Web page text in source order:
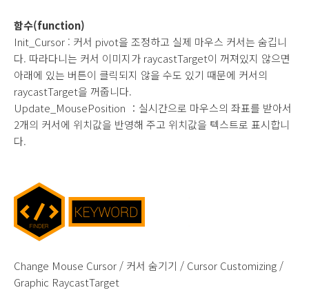
함수(function)
Init_Cursor : 커서 pivot을 조정하고 실제 마우스 커서는 숨깁니
다. 따라다니는 커서 이미지가 raycastTarget이 꺼져있지 않으면
아래에 있는 버튼이 클릭되지 않을 수도 있기 때문에 커서의
raycastTarget을 꺼줍니다.
Update_MousePosition ：실시간으로 마우스의 좌표를 받아서
2개의 커서에 위치값을 반영해 주고 위치값을 텍스트로 표시합니
다.
Change Mouse Cursor / 커서 숨기기 / Cursor Customizing /
Graphic RaycastTarget